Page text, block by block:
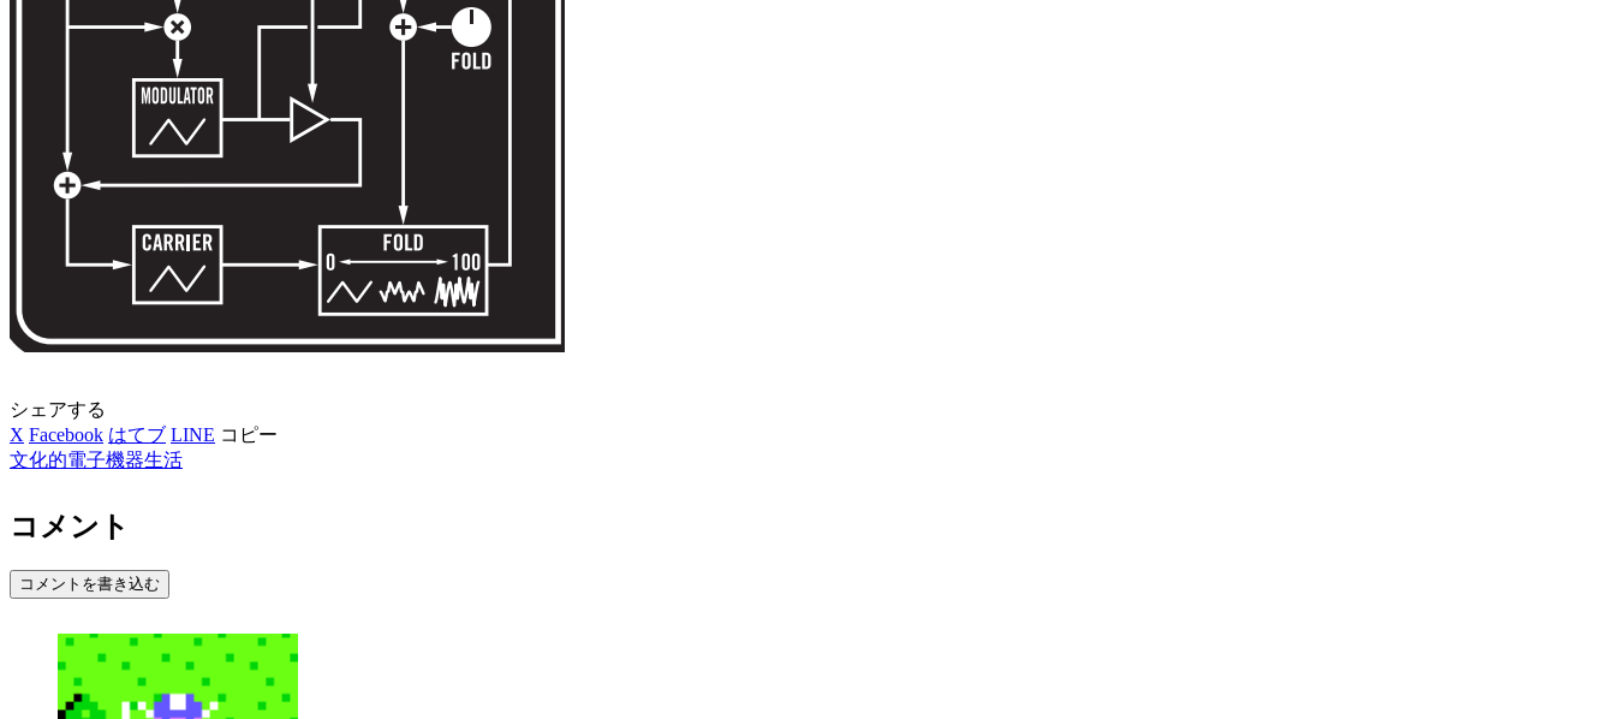
シェアする
X Facebook はてブ LINE コピー
文化的電子機器生活
コメント
コメントを書き込む